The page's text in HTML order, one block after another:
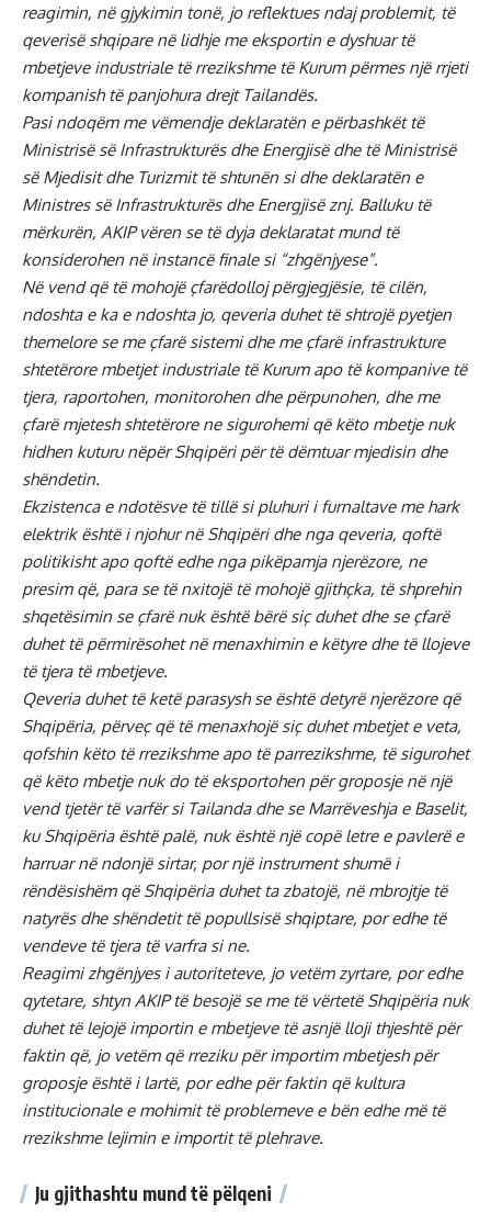
reagimin, në gjykimin tonë, jo reflektues ndaj problemit, të
qeverisë shqipare në lidhje me eksportin e dyshuar të
mbetjeve industriale të rrezikshme të Kurum përmes një rrjeti
kompanish të panjohura drejt Tailandës.
Pasi ndoqëm me vëmendje deklaratën e përbashkët të
Ministrisë së Infrastrukturës dhe Energjisë dhe të Ministrisë
së Mjedisit dhe Turizmit të shtunën si dhe deklaratën e
Ministres së Infrastrukturës dhe Energjisë znj. Balluku të
mërkurën, AKIP vëren se të dyja deklaratat mund të
konsiderohen në instancë finale si “zhgënjyese”.
Në vend që të mohojë çfarëdolloj përgjegjësie, të cilën,
ndoshta e ka e ndoshta jo, qeveria duhet të shtrojë pyetjen
themelore se me çfarë sistemi dhe me çfarë infrastrukture
shtetërore mbetjet industriale të Kurum apo të kompanive të
tjera, raportohen, monitorohen dhe përpunohen, dhe me
çfarë mjetesh shtetërore ne sigurohemi që këto mbetje nuk
hidhen kuturu nëpër Shqipëri për të dëmtuar mjedisin dhe
shëndetin.
Ekzistenca e ndotësve të tillë si pluhuri i furnaltave me hark
elektrik është i njohur në Shqipëri dhe nga qeveria, qoftë
politikisht apo qoftë edhe nga pikëpamja njerëzore, ne
presim që, para se të nxitojë të mohojë gjithçka, të shprehin
shqetësimin se çfarë nuk është bërë siç duhet dhe se çfarë
duhet të përmirësohet në menaxhimin e këtyre dhe të llojeve
të tjera të mbetjeve.
Qeveria duhet të ketë parasysh se është detyrë njerëzore që
Shqipëria, përveç që të menaxhojë siç duhet mbetjet e veta,
qofshin këto të rrezikshme apo të parrezikshme, të sigurohet
që këto mbetje nuk do të eksportohen për groposje në një
vend tjetër të varfër si Tailanda dhe se Marrëveshja e Baselit,
ku Shqipëria është palë, nuk është një copë letre e pavlerë e
harruar në ndonjë sirtar, por një instrument shumë i
rëndësishëm që Shqipëria duhet ta zbatojë, në mbrojtje të
natyrës dhe shëndetit të popullsisë shqiptare, por edhe të
vendeve të tjera të varfra si ne.
Reagimi zhgënjyes i autoriteteve, jo vetëm zyrtare, por edhe
qytetare, shtyn AKIP të besojë se me të vërtetë Shqipëria nuk
duhet të lejojë importin e mbetjeve të asnjë lloji thjeshtë për
faktin që, jo vetëm që rreziku për importim mbetjesh për
groposje është i lartë, por edhe për faktin që kultura
institucionale e mohimit të problemeve e bën edhe më të
rrezikshme lejimin e importit të plehrave.
Ju gjithashtu mund të pëlqeni